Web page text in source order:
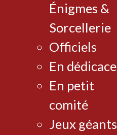
Énigmes &
Sorcellerie
Officiels
En dédicace
En petit
comité
Jeux géants